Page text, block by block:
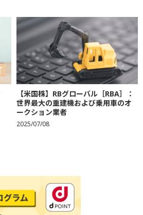
【米国株】RBグローバル［RBA］：
世界最大の重建機および乗用車のオ
ークション業者
2025/07/08